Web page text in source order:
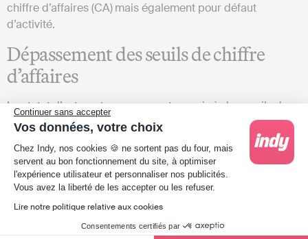
Continuer sans accepter
Vos données, votre choix
Plateforme de Gestion du Consentement :
Chez Indy, nos cookies 🍪 ne sortent pas du four, mais
servent au bon fonctionnement du site, à optimiser
l'expérience utilisateur et personnaliser nos publicités.
Vous avez la liberté de les accepter ou les refuser.
Lire notre politique relative aux cookies
Consentements certifiés par
Axeptio consent
chiffre d’affaires (CA) mais également pour défaut
d’activité.
Dépassement des seuils de chiffre
d’affaires
Le statut d’auto-entrepreneur est soumis à des seuils de
CA. Ainsi, pour pouvoir exercer en auto-entreprise, il sera
nécessaire de respecter des
de chiffre d’affaires
fixés par la loi. Ces plafonds dépendent de la nature de
l’activité, ils sont de :
marchandises ;
83 600 €par an pour les activités de prestation de